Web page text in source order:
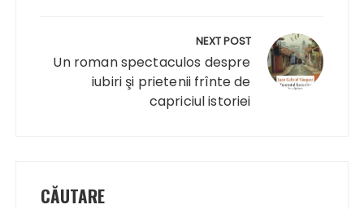
NEXT POST
Un roman spectaculos despre
iubiri şi prietenii frînte de
capriciul istoriei
CĂUTARE